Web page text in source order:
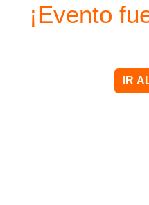
¡Evento
IR